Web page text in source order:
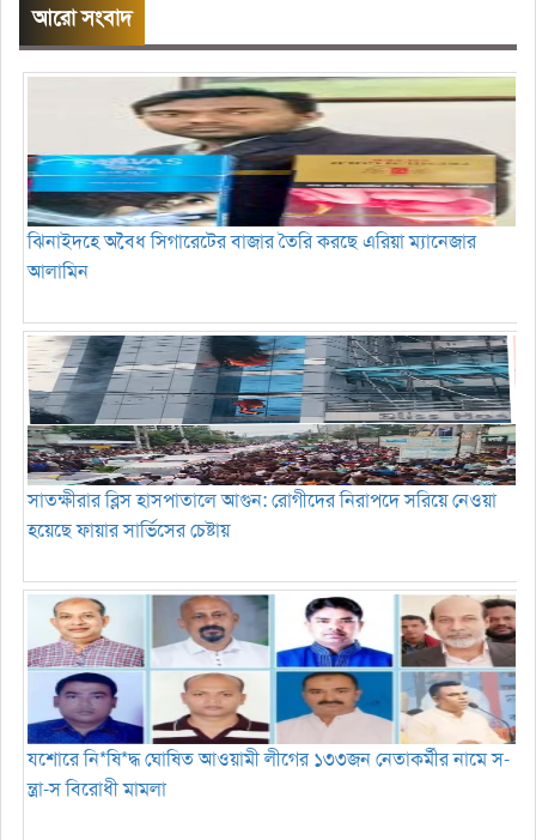
আরো সংবাদ
ঝিনাইদহে অবৈধ সিগারেটের বাজার তৈরি করছে এরিয়া ম্যানেজার
আলামিন
সাতক্ষীরার ব্লিস হাসপাতালে আগুন: রোগীদের নিরাপদে সরিয়ে নেওয়া
হয়েছে ফায়ার সার্ভিসের চেষ্টায়
যশোরে নি*ষি*দ্ধ ঘোষিত আওয়ামী লীগের ১৩৩জন নেতাকর্মীর নামে স-
ন্ত্রা-স বিরোধী মামলা